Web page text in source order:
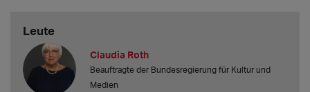
Leute
Claudia Roth
Beauftragte der Bundesregierung für Kultur und
Medien